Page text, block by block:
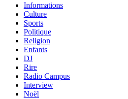
Informations
Culture
Sports
Politique
Religion
Enfants
DJ
Rire
Radio Campus
Interview
Noël